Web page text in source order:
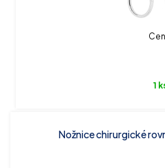
1
Nožnice chirurgické